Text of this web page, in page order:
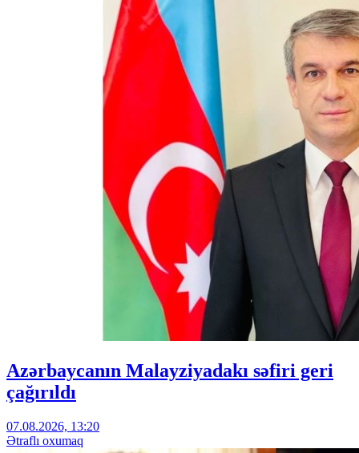
Azərbaycanın Malayziyadakı səfiri geri
çağırıldı
07.08.2026, 13:20
Ətraflı oxumaq